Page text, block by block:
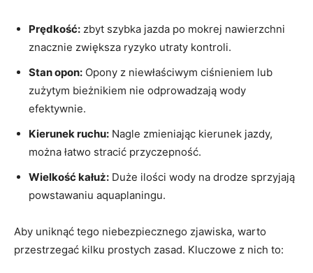
Prędkość: zbyt szybka jazda po mokrej nawierzchni
znacznie zwiększa ryzyko utraty kontroli.
Stan opon: Opony z niewłaściwym ciśnieniem lub
zużytym bieżnikiem nie odprowadzają wody
efektywnie.
Kierunek ruchu: Nagle zmieniając kierunek jazdy,
można łatwo stracić przyczepność.
Wielkość kałuż: Duże ilości wody na drodze sprzyjają
powstawaniu aquaplaningu.
Aby uniknąć tego niebezpiecznego zjawiska, warto
przestrzegać kilku prostych zasad. Kluczowe z nich to: